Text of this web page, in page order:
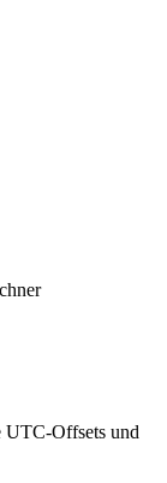
UTC-Offsets und